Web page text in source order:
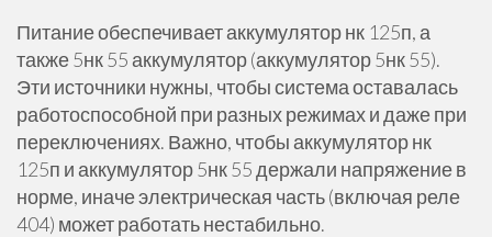
Питание обеспечивает аккумулятор нк 125п, а
также 5нк 55 аккумулятор (аккумулятор 5нк 55).
Эти источники нужны, чтобы система оставалась
работоспособной при разных режимах и даже при
переключениях. Важно, чтобы аккумулятор нк
125п и аккумулятор 5нк 55 держали напряжение в
норме, иначе электрическая часть (включая реле
404) может работать нестабильно.